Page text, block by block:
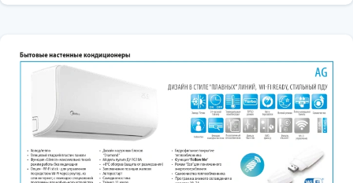
режиму осушення на ПДК відображається символ "Крапелька"
Стеж за мною (Follow Me)
Функція "Слідкуй за мною (Follow Me)"
При включенні даної функції на ПДК, процесор управління
внутрішнього блоку отримуватиме дані про температуру в кімнаті
з температурного датчика, встановленого в пульті дистанційного
керування, що дозволяє точніше регулювати роботу кондиціонера,
досягаючи заданого режиму в зоні знаходження ПДК в кімнаті.
Зона дії сигналу від пульта вбирається у 8 м.п. по прямій лінії
"пульт – внутрішній блок".
Теплообмінник із підвищеною тепловіддачею